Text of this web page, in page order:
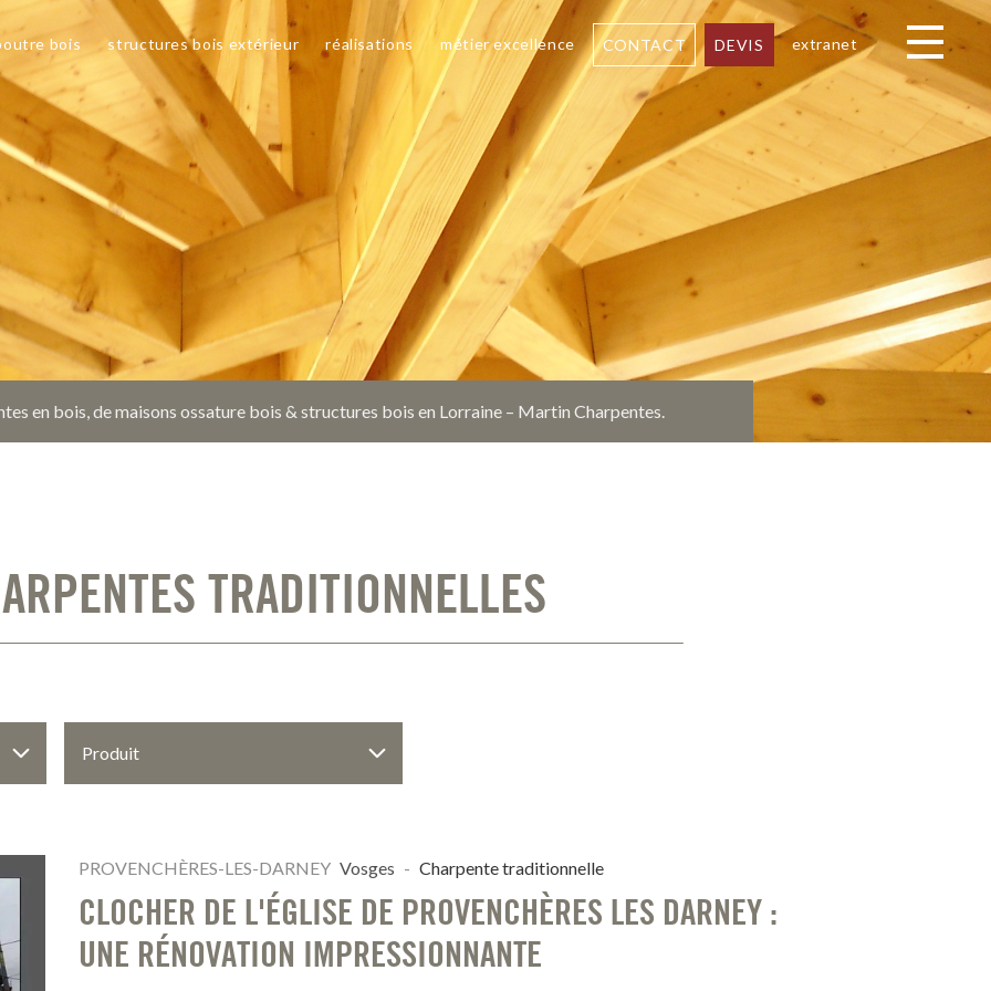
bois structures bois extérieur réalisations métier excellence CONTACT DEVIS extranet Toggle
en bois, de maisons ossature bois & structures bois en Lorraine – Martin Charpentes.
TRADITIONNELLES
PROVENCHÈRES-LES-DARNEY Vosges - Charpente traditionnelle
CLOCHER DE L'ÉGLISE DE PROVENCHÈRES LES DARNEY :
UNE RÉNOVATION IMPRESSIONNANTE